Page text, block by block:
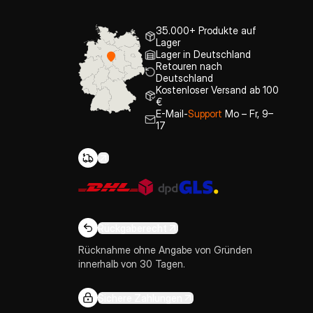
35.000+ Produkte auf
Lager
Lager in Deutschland
Retouren nach
Deutschland
Kostenloser Versand ab 100
€
E-Mail-Support Mo – Fr, 9–
17
Rückgaberecht
Rücknahme ohne Angabe von Gründen
innerhalb von 30 Tagen.
Sichere Zahlungen